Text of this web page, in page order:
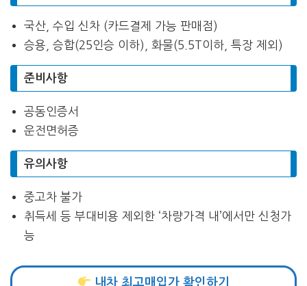
국산, 수입 신차 (카드결제 가능 판매점)
승용, 승합(25인승 이하), 화물(5.5T이하, 특장 제외)
준비사항
공동인증서
운전면허증
유의사항
중고차 불가
취득세 등 부대비용 제외한 ‘차량가격 내’에서만 신청가
능
내차 최고매입가 확인하기